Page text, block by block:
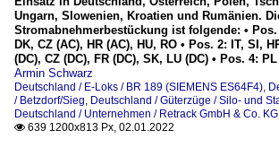
Ungarn, Slowenien, Kroatien und Rumänien.
Stromabnehmerbestückung ist folgende: • Pos.
DK, CZ (AC), HR (AC), HU, RO • Pos. 2: IT, SI,
(DC), CZ (DC), FR (DC), SK, LU (DC) • Pos. 4: PL
Armin Schwarz
Deutschland / E-Loks / BR 189 (SIEMENS ES64F4),
/ Betzdorf/Sieg, Deutschland / Güterzüge / Silo- und
Deutschland / Unternehmen / Retrack GmbH & Co.
 639 1200x813 Px, 02.01.2022